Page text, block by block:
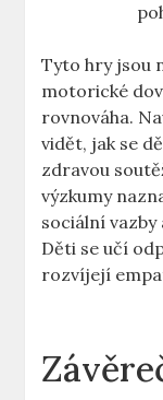
Tyto hry jsou
motorické
rovnováha.
vidět, jak se
zdravou
výzkumy
sociální
Děti se učí
rozvíjejí